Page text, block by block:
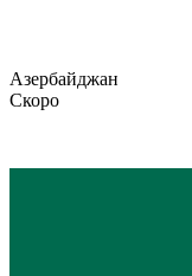
Азербайджан
Скоро